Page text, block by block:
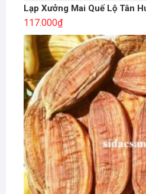
Lạp Xưởng Mai Quế Lộ Tân
117.000₫